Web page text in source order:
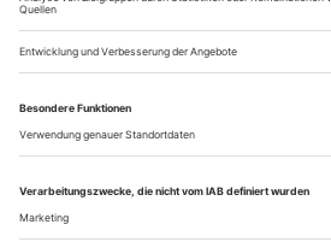
Ein Herrenanzug auf einem Tisch.
Frau, allesamt stummfilmhaft
Feinripp-Unterwäsche, zupfen an
allmählich zum Tanzen. Dann
von sich über, dem staunenden
Stirnlocke. Und im Handumdrehen
in Kafkas Erzählung «Das Urteil»
sitzend...